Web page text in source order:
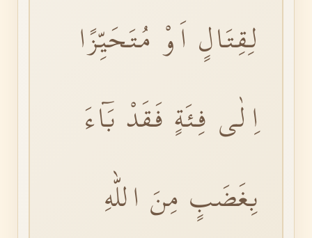
لِقِتَالٍ اَوْ مُتَحَيِّزًا
اِلٰى فِئَةٍ فَقَدْ بَٓاءَ
بِغَضَبٍ مِنَ اللّٰهِ